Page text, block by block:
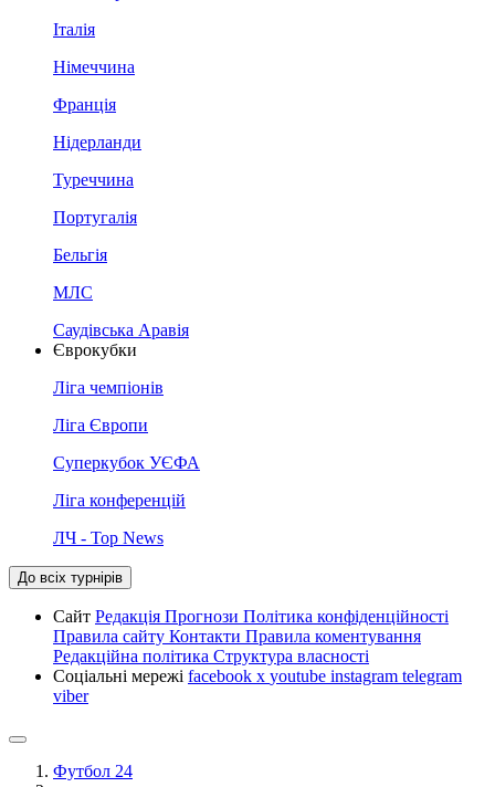
Італія
Німеччина
Франція
Нідерланди
Туреччина
Португалія
Бельгія
МЛС
Саудівська Аравія
Єврокубки
Ліга чемпіонів
Ліга Європи
Суперкубок УЄФА
Ліга конференцій
ЛЧ - Top News
До всіх турнірів
Сайт Редакція Прогнози Політика конфіденційності
Правила сайту Контакти Правила коментування
Редакційна політика Структура власності
Соціальні мережі facebook x youtube instagram telegram
viber
Футбол 24